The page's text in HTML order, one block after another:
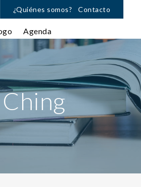
¿Quiénes somos? Contacto
Agenda